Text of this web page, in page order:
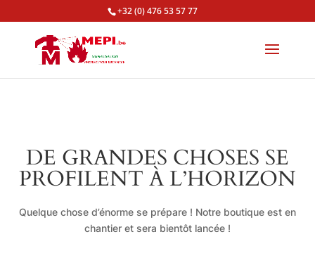
+32 (0) 476 53 57 77
DE GRANDES CHOSES SE
PROFILENT À L’HORIZON
Quelque chose d’énorme se prépare ! Notre boutique est en
chantier et sera bientôt lancée !